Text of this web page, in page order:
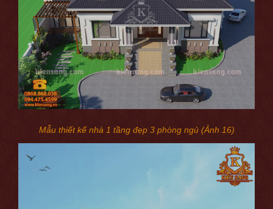
Mẫu thiết kế nhà 1 tầng đẹp 3 phòng ngủ (Ảnh 16)